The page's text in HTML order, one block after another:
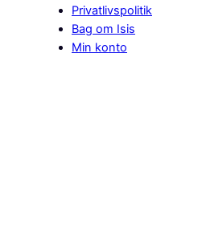
Privatlivspolitik
Bag om Isis
Min konto